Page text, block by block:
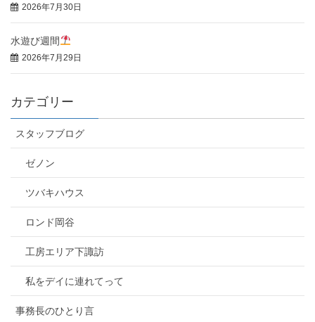
2026年7月30日
水遊び週間
2026年7月29日
カテゴリー
スタッフブログ
ゼノン
ツバキハウス
ロンド岡谷
工房エリア下諏訪
私をデイに連れてって
事務長のひとり言